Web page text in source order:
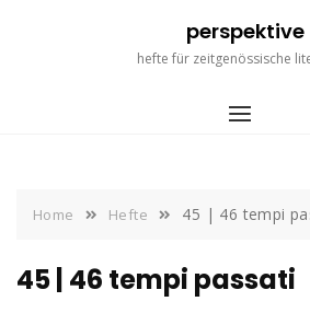
perspektive
hefte für zeitgenössische
Home Hefte 45 | 46 tempi
45 | 46 tempi passati